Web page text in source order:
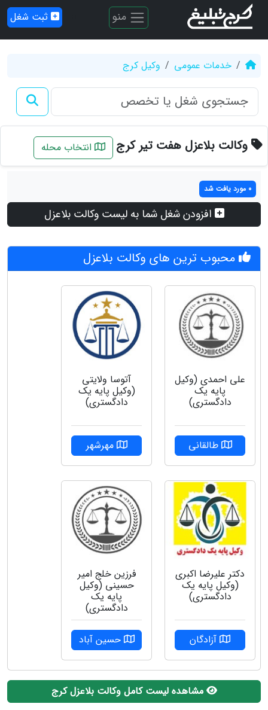
منو ثبت شغل
خدمات عمومی وکیل کرج
وکالت بلاعزل هفت تیر کرج انتخاب محله
0 مورد یافت شد
افزودن شغل شما به لیست وکالت بلاعزل
محبوب ترین های وکالت بلاعزل
علی احمدی (وکیل
پایه یک
دادگستری)
طالقانی
آتوسا ولایتی
(وکیل پایه یک
دادگستری)
مهرشهر
دکتر علیرضا اکبری
(وکیل پایه یک
دادگستری)
آزادگان
فرزین خلج امیر
حسینی (وکیل
پایه یک
دادگستری)
حسین آباد
مشاهده لیست کامل وکالت بلاعزل کرج